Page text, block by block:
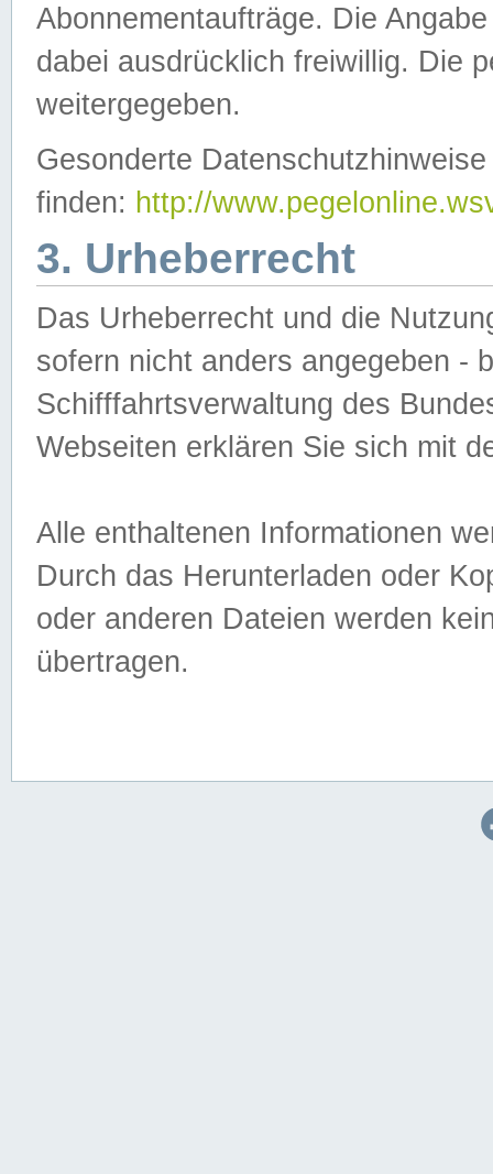
Abonnementaufträge. Die
dabei ausdrücklich freiwillig. Die
weitergegeben.
Gesonderte
finden: http://
3. Urheberrecht
Das Urheberrecht und die
sofern nicht anders angegeben -
Schifffahrtsverwaltung des
Webseiten erklären Sie sich mit
Alle enthaltenen Informationen
Durch das Herunterladen oder
oder anderen Dateien werden
übertragen.